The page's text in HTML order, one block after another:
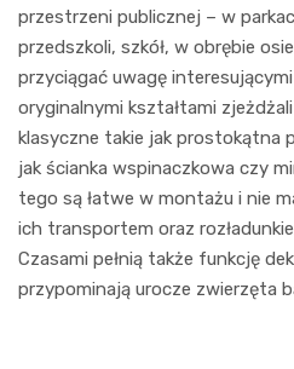
przestrzeni publicznej – w
przedszkoli, szkół, w obrębie
przyciągać uwagę
oryginalnymi kształtami
klasyczne takie jak prostokątna
jak ścianka wspinaczkowa czy
tego są łatwe w montażu i nie
ich transportem oraz
Czasami pełnią także funkcję
przypominają urocze zwierzęta